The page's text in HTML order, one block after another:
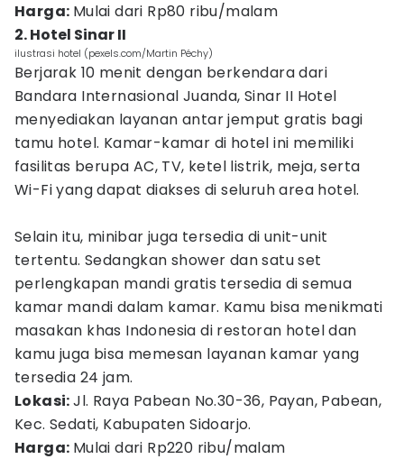
Harga: Mulai dari Rp80 ribu/malam
2. Hotel Sinar II
ilustrasi hotel (pexels.com/Martin Péchy)
Berjarak 10 menit dengan berkendara dari
Bandara Internasional Juanda, Sinar II Hotel
menyediakan layanan antar jemput gratis bagi
tamu hotel. Kamar-kamar di hotel ini memiliki
fasilitas berupa AC, TV, ketel listrik, meja, serta
Wi-Fi yang dapat diakses di seluruh area hotel.
Selain itu, minibar juga tersedia di unit-unit
tertentu. Sedangkan shower dan satu set
perlengkapan mandi gratis tersedia di semua
kamar mandi dalam kamar. Kamu bisa menikmati
masakan khas Indonesia di restoran hotel dan
kamu juga bisa memesan layanan kamar yang
tersedia 24 jam.
Lokasi:Jl. Raya Pabean No.30-36, Payan, Pabean,
Kec. Sedati, Kabupaten Sidoarjo.
Harga: Mulai dari Rp220 ribu/malam